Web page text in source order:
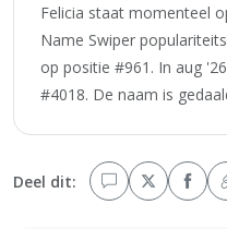
Felicia staat momenteel
Name Swiper
op positie #961. In aug
#4018. De naam is
Deel dit: